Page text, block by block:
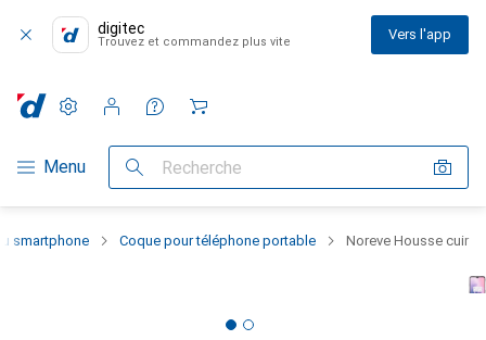
digitec
Trouvez et commandez plus vite Vers l'app
Navigation par catégorie
Menu Recherche
Paramètres
Compte client
Listes de comparaison
Listes d'envies
Panier
smartphone Coque pour téléphone portable Noreve Housse cuir